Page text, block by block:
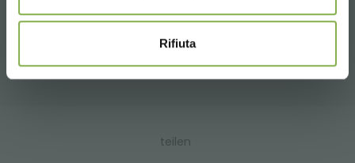
Rifiuta
Eine Auswahl der besten Produkte zum Verkauf
teilen